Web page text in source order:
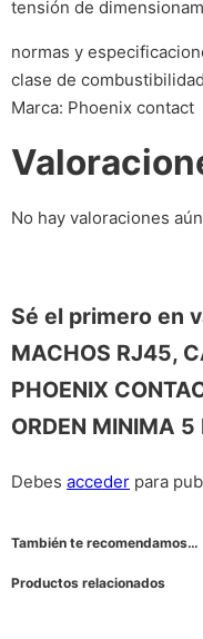
tensión de
normas y
clase de
Marca: Phoenix contact
No hay valoraciones
Sé el primero en
MACHOS RJ45,
PHOENIX
ORDEN MINIMA 5
Debes acceder para
También te recomendamos…
Productos relacionados